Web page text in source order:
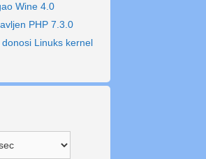
Wine 4.0
PHP 7.3.0
donosi Linuks kernel